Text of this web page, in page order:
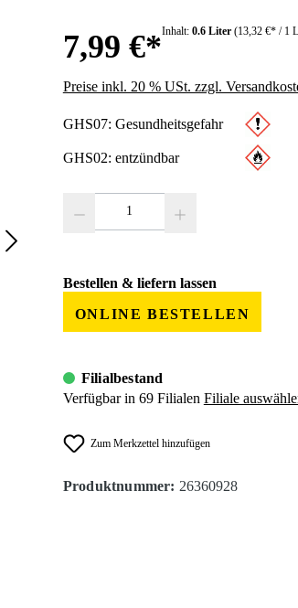
7,99 €*Inhalt: 0.6 Liter (13,32 €* / 1
Preise inkl. 20 % USt. zzgl.
GHS07: Gesundheitsgefahr
GHS02: entzündbar
Bestellen & liefern lassen
ONLINE BESTELLEN
Filialbestand
Verfügbar in 69 Filialen Filiale
Zum Merkzettel hinzufügen
Produktnummer: 26360928